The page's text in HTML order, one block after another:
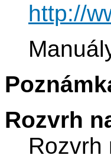
http://
Rozvrh
Rozvrh